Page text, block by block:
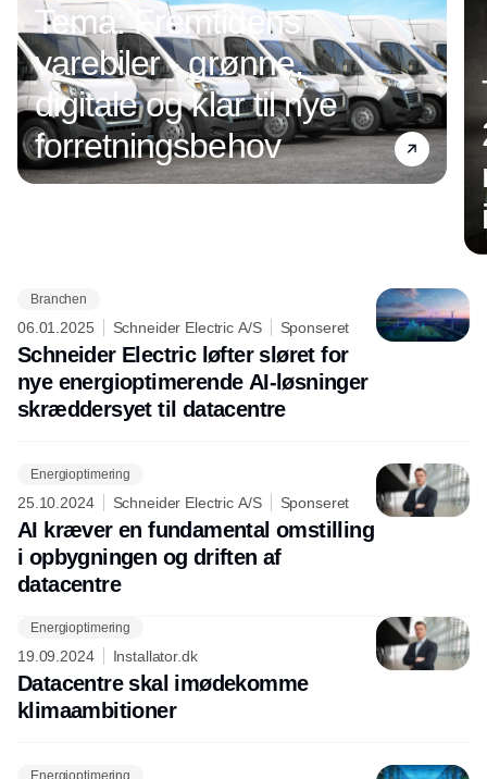
Tema: Fremtidens
varebiler - grønne,
digitale og klar til nye
forretningsbehov
Branchen
06.01.2025 Schneider Electric A/S Sponseret
Schneider Electric løfter sløret for
nye energioptimerende AI-løsninger
skræddersyet til datacentre
Energioptimering
25.10.2024 Schneider Electric A/S Sponseret
AI kræver en fundamental omstilling
i opbygningen og driften af
datacentre
Energioptimering
19.09.2024 Installator.dk
Datacentre skal imødekomme
klimaambitioner
Energioptimering